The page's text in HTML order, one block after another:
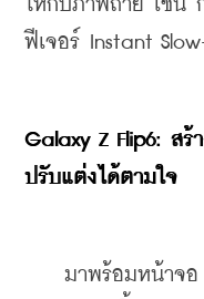
ให้กับภาพถ่าย เช่น
ฟีเจอร์ Instant
Galaxy Z Flip6: สร้
ปรับแต่งได้ตามใจ
มาพร้อมหน้าจอ